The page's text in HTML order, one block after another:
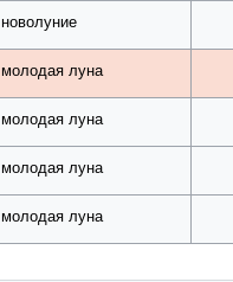
новолуние
молодая луна
молодая луна
молодая луна
молодая луна